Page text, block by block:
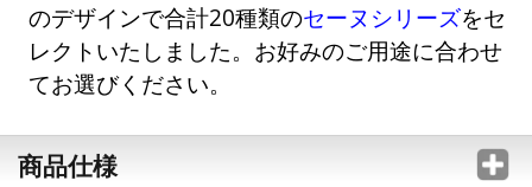
のデザインで合計20種類のセーヌシリーズをセ
レクトいたしました。お好みのご用途に合わせ
てお選びください。
商品仕様